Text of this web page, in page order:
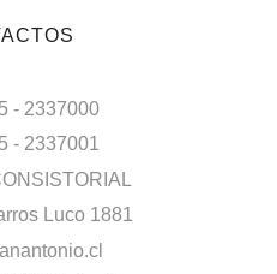
- 2337000
- 2337001
Luco 1881